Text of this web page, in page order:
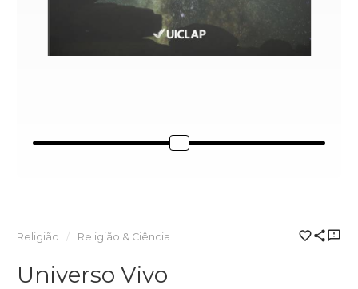
Religião Religião & Ciência
Universo Vivo